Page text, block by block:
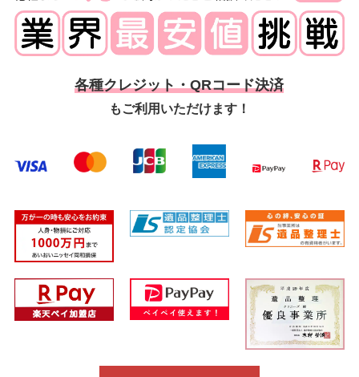
各種クレジット・QRコード決済
もご利用いただけます！